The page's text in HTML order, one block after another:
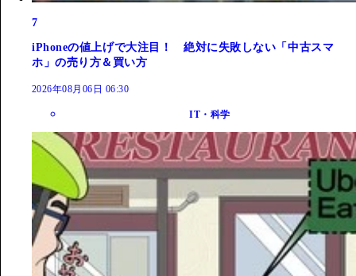
7
iPhoneの値上げで大注目！ 絶対に失敗しない「中古スマ
ホ」の売り方＆買い方
2026年08月06日 06:30
IT・科学